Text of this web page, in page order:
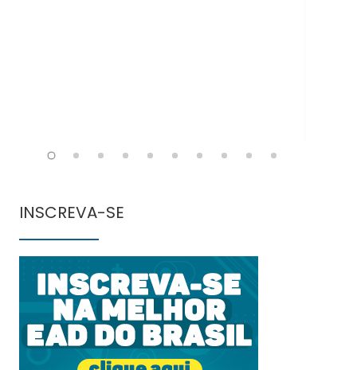
INSCREVA-SE